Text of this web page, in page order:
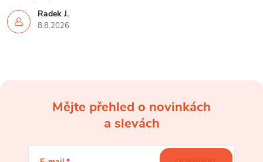
Radek J.
8.8.2026
Mějte přehled o novinkách
a slevách